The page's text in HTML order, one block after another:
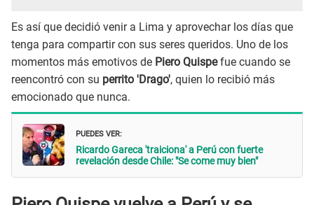
Es así que decidió venir a Lima y aprovechar los días que
tenga para compartir con sus seres queridos. Uno de los
momentos más emotivos de Piero Quispefue cuando se
reencontró con su perrito 'Drago', quien lo recibió más
emocionado que nunca.
PUEDES VER:
Ricardo Gareca 'traiciona' a Perú con fuerte
revelación desde Chile: "Se come muy bien"